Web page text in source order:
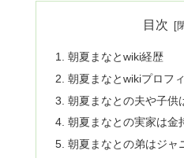
目次
朝夏まなとwiki経歴
朝夏まなとwikiプロフ
朝夏まなとの夫や子供
朝夏まなとの実家は金
朝夏まなとの弟はジャ